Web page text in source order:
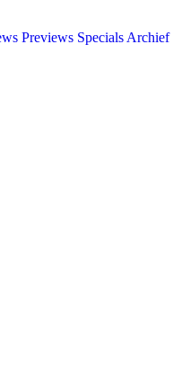
Previews Specials Archief